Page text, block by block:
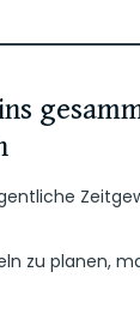
zu planen,